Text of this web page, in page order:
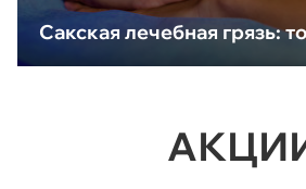
Сакская лечебная грязь: